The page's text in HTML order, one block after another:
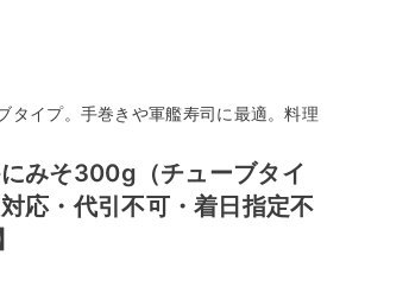
タイプ。手巻きや軍艦寿司に最適。料理
みそ300g（チューブタイ
応・代引不可・着日指定不